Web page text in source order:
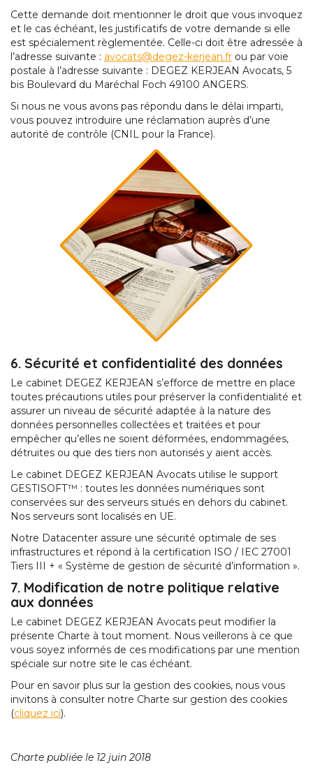
Cette demande doit mentionner le droit que vous invoquez
et le cas échéant, les justificatifs de votre demande si elle
est spécialement règlementée. Celle-ci doit être adressée à
l’adresse suivante : avocats@degez-kerjean.fr ou par voie
postale à l’adresse suivante : DEGEZ KERJEAN Avocats, 5
bis Boulevard du Maréchal Foch 49100 ANGERS.
Si nous ne vous avons pas répondu dans le délai imparti,
vous pouvez introduire une réclamation auprès d’une
autorité de contrôle (CNIL pour la France).
6. Sécurité et confidentialité des données
Le cabinet DEGEZ KERJEAN s’efforce de mettre en place
toutes précautions utiles pour préserver la confidentialité et
assurer un niveau de sécurité adaptée à la nature des
données personnelles collectées et traitées et pour
empêcher qu’elles ne soient déformées, endommagées,
détruites ou que des tiers non autorisés y aient accès.
Le cabinet DEGEZ KERJEAN Avocats utilise le support
GESTISOFT™ : toutes les données numériques sont
conservées sur des serveurs situés en dehors du cabinet.
Nos serveurs sont localisés en UE.
Notre Datacenter assure une sécurité optimale de ses
infrastructures et répond à la certification ISO / IEC 27001
Tiers III + « Système de gestion de sécurité d’information ».
7. Modification de notre politique relative
aux données
Le cabinet DEGEZ KERJEAN Avocats peut modifier la
présente Charte à tout moment. Nous veillerons à ce que
vous soyez informés de ces modifications par une mention
spéciale sur notre site le cas échéant.
Pour en savoir plus sur la gestion des cookies, nous vous
invitons à consulter notre Charte sur gestion des cookies
(cliquez ici).
Charte publiée le 12 juin 2018